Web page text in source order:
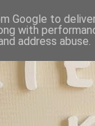
Google to
with
address abuse.